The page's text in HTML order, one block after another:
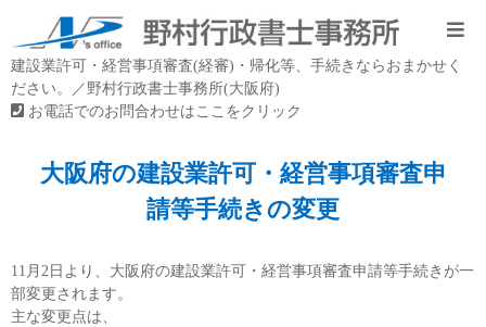
建設業許可・経営事項審査(経審)・帰化等、手続きならおまかせく
ださい。／野村行政書士事務所(大阪府)
お電話でのお問合わせはここをクリック
大阪府の建設業許可・経営事項審査申
請等手続きの変更
11月2日より、大阪府の建設業許可・経営事項審査申請等手続きが一
部変更されます。
主な変更点は、